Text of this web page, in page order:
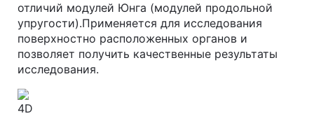
отличий модулей Юнга (модулей продольной
упругости).Применяется для исследования
поверхностно расположенных органов и
позволяет получить качественные результаты
исследования.
4D